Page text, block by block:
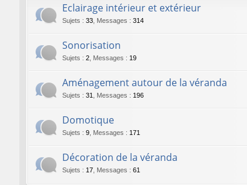
Eclairage intérieur et extérieur
Sujets : 33 Messages : 314
Sonorisation
Sujets : 2 Messages : 19
Aménagement autour de la véranda
Sujets : 31 Messages : 196
Domotique
Sujets : 9 Messages : 171
Décoration de la véranda
Sujets : 17 Messages : 61